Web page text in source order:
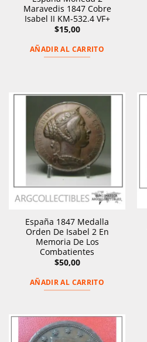
Maravedis 1847 Cobre
Isabel II KM-532.4 VF+
$15,00
AÑADIR AL CARRITO
España 1847 Medalla
Orden De Isabel 2 En
Memoria De Los
Combatientes
$50,00
AÑADIR AL CARRITO